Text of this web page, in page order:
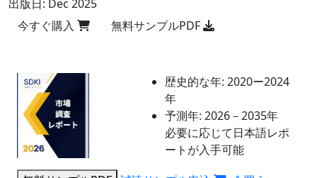
出版日: Dec 2025
今すぐ購入
無料サンプルPDF
歴史的な年: 2020ー2024
年
予測年: 2026－2035年
必要に応じて日本語レポ
ートが入手可能